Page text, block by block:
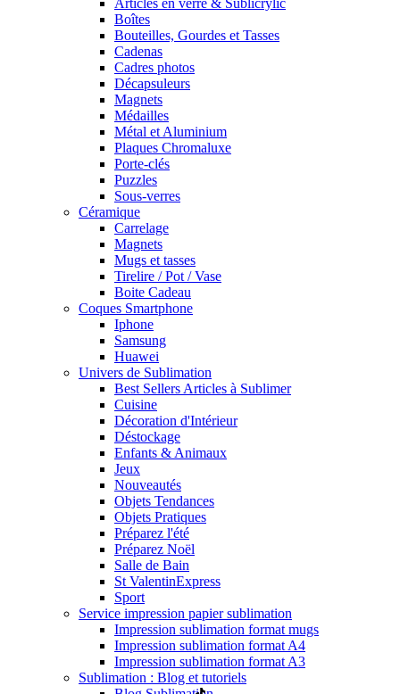
Articles en verre & Sublicrylic
Boîtes
Bouteilles, Gourdes et Tasses
Cadenas
Cadres photos
Décapsuleurs
Magnets
Médailles
Métal et Aluminium
Plaques Chromaluxe
Porte-clés
Puzzles
Sous-verres
Céramique
Carrelage
Magnets
Mugs et tasses
Tirelire / Pot / Vase
Boite Cadeau
Coques Smartphone
Iphone
Samsung
Huawei
Univers de Sublimation
Best Sellers Articles à Sublimer
Cuisine
Décoration d'Intérieur
Déstockage
Enfants & Animaux
Jeux
Nouveautés
Objets Tendances
Objets Pratiques
Préparez l'été
Préparez Noël
Salle de Bain
St ValentinExpress
Sport
Service impression papier sublimation
Impression sublimation format mugs
Impression sublimation format A4
Impression sublimation format A3
Sublimation : Blog et tutoriels